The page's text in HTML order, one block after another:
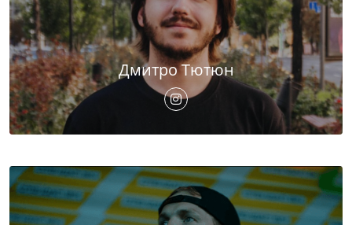
Дмитро Тютюн